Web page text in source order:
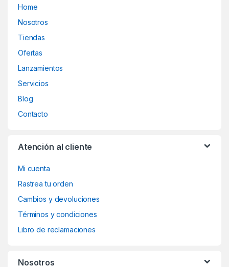
Home
Nosotros
Tiendas
Ofertas
Lanzamientos
Servicios
Blog
Contacto
Atención al cliente
Mi cuenta
Rastrea tu orden
Cambios y devoluciones
Términos y condiciones
Libro de reclamaciones
Nosotros